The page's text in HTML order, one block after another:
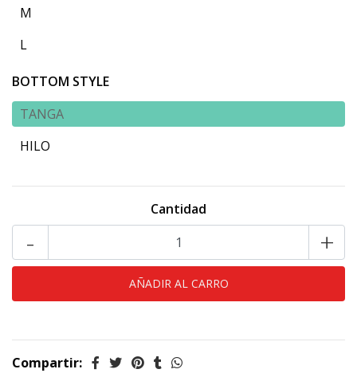
M
L
BOTTOM STYLE
TANGA
HILO
Cantidad
- +
Compartir: